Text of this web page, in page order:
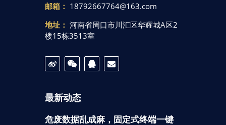
邮箱： 18792667764@163.com
地址： 河南省周口市川汇区华耀城A区2
楼15栋3513室
最新动态
危废数据乱成麻，固定式终端一键